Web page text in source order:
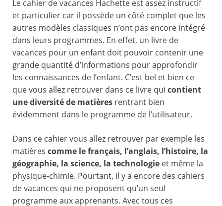
Le cahier de vacances Hachette est assez instructif
et particulier car il possède un côté complet que les
autres modèles classiques n’ont pas encore intégré
dans leurs programmes. En effet, un livre de
vacances pour un enfant doit pouvoir contenir une
grande quantité d’informations pour approfondir
les connaissances de l’enfant. C’est bel et bien ce
que vous allez retrouver dans ce livre qui contient
une diversité de matières rentrant bien
évidemment dans le programme de l’utilisateur.
Dans ce cahier vous allez retrouver par exemple les
matières comme le français, l’anglais, l’histoire, la
géographie, la science, la technologie et même la
physique-chimie. Pourtant, il y a encore des cahiers
de vacances qui ne proposent qu’un seul
programme aux apprenants. Avec tous ces